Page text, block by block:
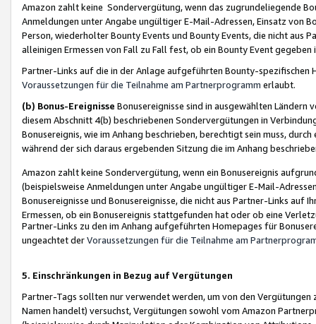
Amazon zahlt keine Sondervergütung, wenn das zugrundeliegende
Anmeldungen unter Angabe ungültiger E-Mail-Adressen, Einsatz von
Person, wiederholter Bounty Events und Bounty Events, die nicht
alleinigen Ermessen von Fall zu Fall fest, ob ein Bounty Event
Partner-Links auf die in der Anlage aufgeführten Bounty-spezifischen
Voraussetzungen für die Teilnahme am Partnerprogramm erlaubt.
(b) Bonus-Ereignisse Bonusereignisse sind in ausgewählten Ländern
diesem Abschnitt 4(b) beschriebenen Sondervergütungen in
Bonusereignis, wie im Anhang beschrieben, berechtigt sein muss,
während der sich daraus ergebenden Sitzung die im Anhang
Amazon zahlt keine Sondervergütung, wenn ein Bonusereignis
(beispielsweise Anmeldungen unter Angabe ungültiger E-Mail-
Bonusereignisse und Bonusereignisse, die nicht aus Partner-Links auf
Ermessen, ob ein Bonusereignis stattgefunden hat oder ob eine
Partner-Links zu den im Anhang aufgeführten Homepages für
ungeachtet derVoraussetzungen für die Teilnahme am
5. Einschränkungen in Bezug auf Vergütungen
Partner-Tags sollten nur verwendet werden, um von den
Namen handelt) versuchst, Vergütungen sowohl vom Amazon